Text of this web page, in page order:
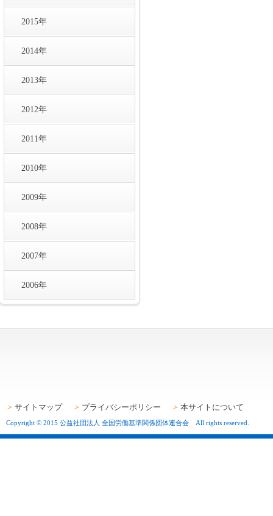
2015年
2014年
2013年
2012年
2011年
2010年
2009年
2008年
2007年
2006年
サイトマップ プライバシーポリシー 本サイトについて
Copyright © 2015 公益社団法人 全国労働基準関係団体連合会 All rights reserved.